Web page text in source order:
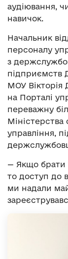
аудіювання,
навичок.
Начальник
персоналу
з
підприємств
МОУ Вікторія
на Порталі
переважну
Міністерства
управління,
— Якщо брати
то доступ до
ми надали